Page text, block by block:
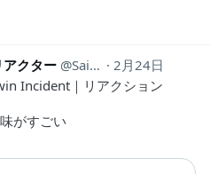
クター Saitozawa
2月24日
Incident｜リアクション
がすごい